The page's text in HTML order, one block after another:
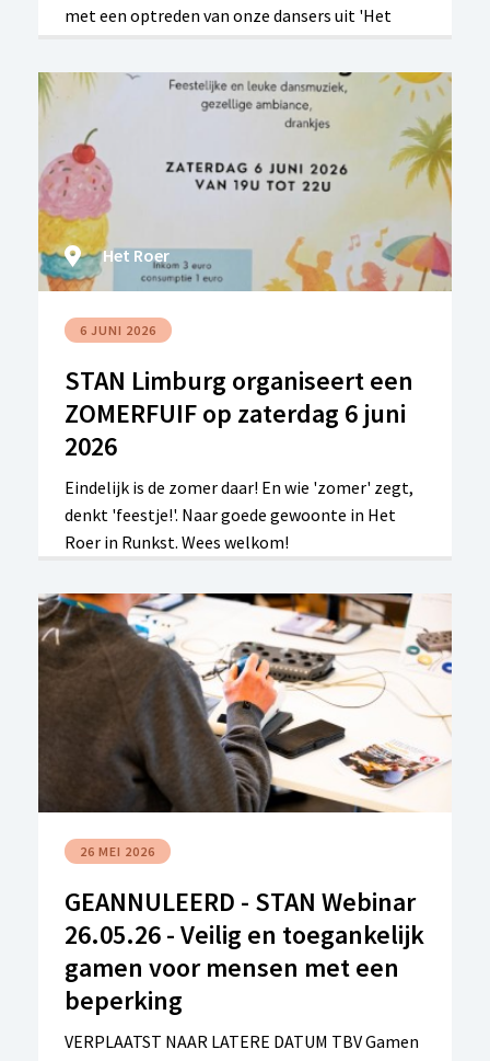
met een optreden van onze dansers uit 'Het
Spaanse barbecue. En dan gaan we zelf dansen,
natuurlijk! DJ Peter is er helemaal klaar voor.
Het Roer
6 JUNI 2026
STAN Limburg organiseert een
ZOMERFUIF op zaterdag 6 juni
2026
Eindelijk is de zomer daar! En wie 'zomer' zegt,
denkt 'feestje!'. Naar goede gewoonte in Het
Roer in Runkst. Wees welkom!
26 MEI 2026
GEANNULEERD - STAN Webinar
26.05.26 - Veilig en toegankelijk
gamen voor mensen met een
beperking
VERPLAATST NAAR LATERE DATUM TBV Gamen